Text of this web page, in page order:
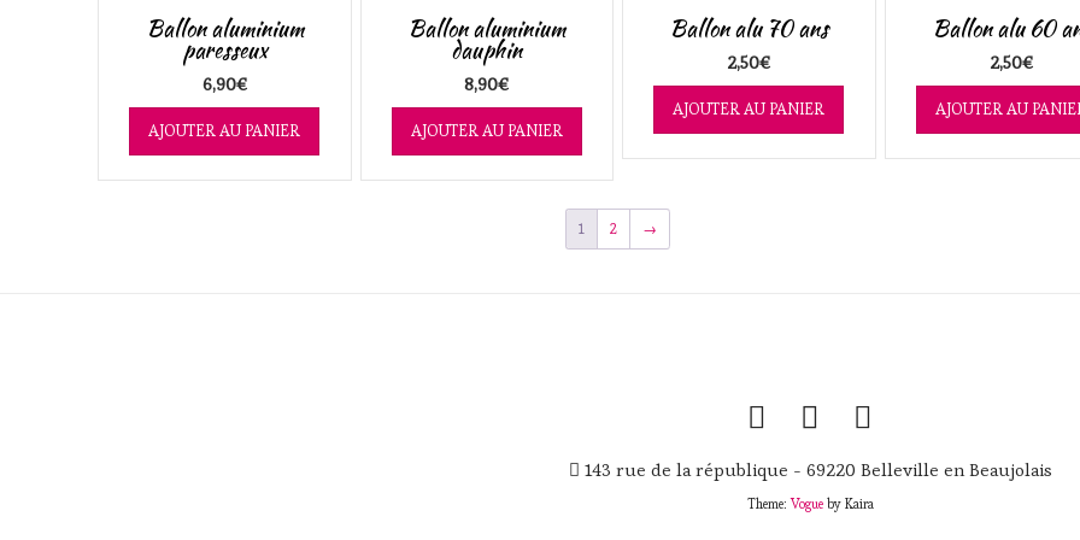
Ballon aluminium
paresseux
6,90€
AJOUTER AU PANIER
Ballon aluminium
dauphin
8,90€
AJOUTER AU PANIER
Ballon alu 70 ans
2,50€
AJOUTER AU PANIER
Ballon alu 60
2,50€
AJOUTER AU
1 2 →
143 rue de la république - 69220 Belleville en Beaujolais
Theme:Vogueby Kaira